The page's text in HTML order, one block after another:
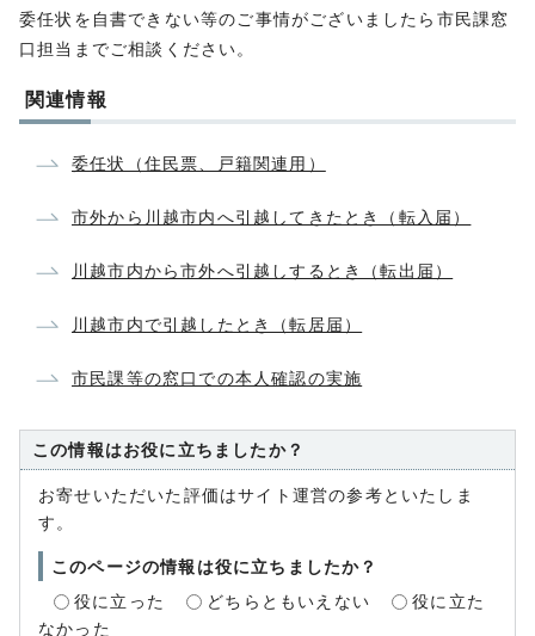
委任状を自書できない等のご事情がございましたら市民課窓
口担当までご相談ください。
関連情報
委任状（住民票、戸籍関連用）
市外から川越市内へ引越してきたとき（転入届）
川越市内から市外へ引越しするとき（転出届）
川越市内で引越したとき（転居届）
市民課等の窓口での本人確認の実施
この情報はお役に立ちましたか？
お寄せいただいた評価はサイト運営の参考といたしま
す。
このページの情報は役に立ちましたか？
役に立った
どちらともいえない
役に立た
なかった